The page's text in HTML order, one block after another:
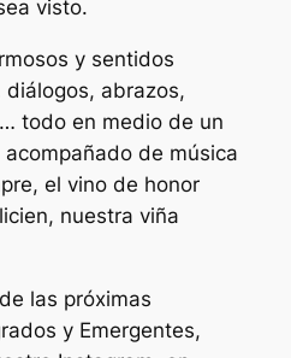
visto.
y sentidos
abrazos,
todo en medio de un
de música
el vino de honor
nuestra viña
las próximas
y Emergentes,